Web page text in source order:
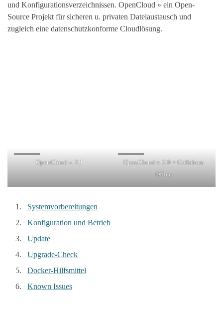
und Konfigurationsverzeichnissen. OpenCloud » ein Open-
Source Projekt für sicheren u. privaten Dateiaustausch und
zugleich eine datenschutzkonforme Cloudlösung.
OpenCloud v. 2.1
OpenCloud v. 2.0 + Collabora
Office
Systemvorbereitungen
Konfiguration und Betrieb
Update
Upgrade-Check
Docker-Hilfsmittel
Known Issues